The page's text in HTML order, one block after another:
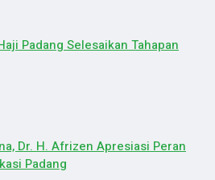
Padang Selesaikan Tahapan
Dr. H. Afrizen Apresiasi Peran
Padang